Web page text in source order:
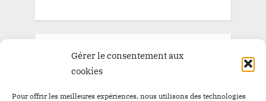
Gérer le consentement aux
cookies
Pour offrir les meilleures expériences, nous utilisons des technologies